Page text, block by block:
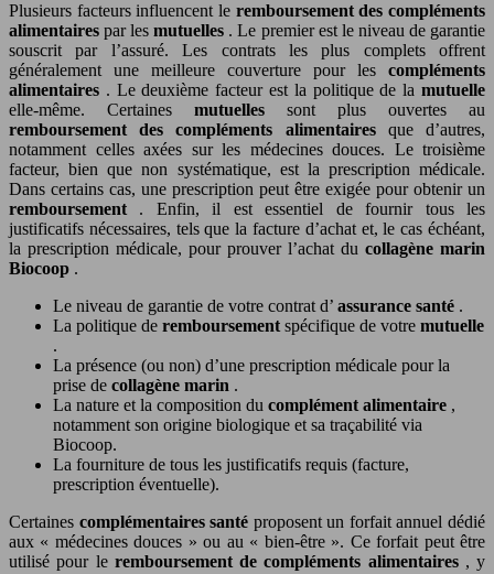
Plusieurs facteurs influencent le remboursement des compléments
alimentairespar lesmutuelles . Le premier est le niveau de garantie
souscrit par l’assuré. Les contrats les plus complets offrent
généralement une meilleure couverture pour les compléments
alimentaires . Le deuxième facteur est la politique de lamutuelle
elle-même. Certaines mutuelles sont plus ouvertes au
remboursement des compléments alimentaires que d’autres,
notamment celles axées sur les médecines douces. Le troisième
facteur, bien que non systématique, est la prescription médicale.
Dans certains cas, une prescription peut être exigée pour obtenir un
remboursement . Enfin, il est essentiel de fournir tous les
justificatifs nécessaires, tels que la facture d’achat et, le cas échéant,
la prescription médicale, pour prouver l’achat du collagène marin
Biocoop .
Le niveau de garantie de votre contrat d’ assurance santé .
La politique de remboursement spécifique de votre mutuelle
.
La présence (ou non) d’une prescription médicale pour la
prise de collagène marin .
La nature et la composition du complément alimentaire ,
notamment son origine biologique et sa traçabilité via
Biocoop.
La fourniture de tous les justificatifs requis (facture,
prescription éventuelle).
Certaines complémentaires santé proposent un forfait annuel dédié
aux « médecines douces » ou au « bien-être ». Ce forfait peut être
utilisé pour le remboursement de compléments alimentaires , y